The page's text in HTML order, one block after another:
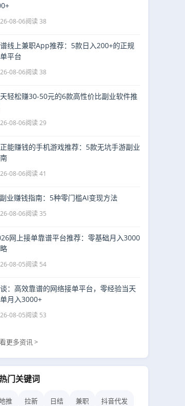
08-06阅读 38
线上兼职App推荐：5款日入200+的正规
平台
08-06阅读 38
轻松赚30-50元的6款高性价比副业软件推
08-06阅读 29
能赚钱的手机游戏推荐：5款无坑手游副业
08-06阅读 41
业赚钱指南：5种零门槛AI变现方法
08-06阅读 35
网上接单靠谱平台推荐：零基础月入3000
08-05阅读 54
：高效靠谱的网络接单平台，零经验当天
月入3000+
08-05阅读 53
更多资讯 >
门关键词
推 拉新 日结 兼职 抖音代发